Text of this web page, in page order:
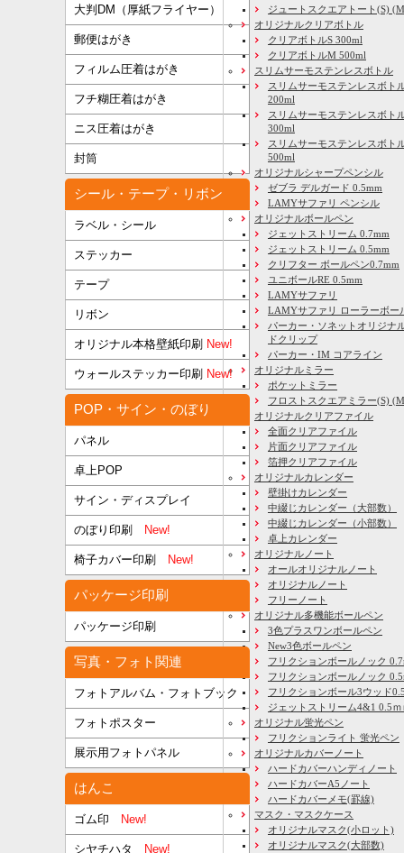
大判DM（厚紙フライヤー）
郵便はがき
フィルム圧着はがき
フチ糊圧着はがき
ニス圧着はがき
封筒
シール・テープ・リボン
ラベル・シール
ステッカー
テープ
リボン
オリジナル本格壁紙印刷 New!
ウォールステッカー印刷 New!
POP・サイン・のぼり
パネル
卓上POP
サイン・ディスプレイ
のぼり印刷 New!
椅子カバー印刷 New!
パッケージ印刷
パッケージ印刷
写真・フォト関連
フォトアルバム・フォトブック
フォトポスター
展示用フォトパネル
はんこ
ゴム印 New!
シヤチハタ New!
ジュートスクエアトート(S)
オリジナルクリアボトル
クリアボトルS 300ml
クリアボトルM 500ml
スリムサーモステンレスボトル
スリムサーモステンレスボト
200ml
スリムサーモステンレスボト
300ml
スリムサーモステンレスボト
500ml
オリジナルシャープペンシル
ゼブラ デルガード 0.5mm
LAMYサファリ ペンシル
オリジナルボールペン
ジェットストリーム 0.7mm
ジェットストリーム 0.5mm
クリフター ボールペン0.7mm
ユニボールRE 0.5mm
LAMYサファリ
LAMYサファリ ローラーボー
パーカー・ソネットオリジナ
ドクリップ
パーカー・IM コアライン
オリジナルミラー
ポケットミラー
フロストスクエアミラー(S)
オリジナルクリアファイル
全面クリアファイル
片面クリアファイル
箔押クリアファイル
オリジナルカレンダー
壁掛けカレンダー
中綴じカレンダー（大部数）
中綴じカレンダー（小部数）
卓上カレンダー
オリジナルノート
オールオリジナルノート
オリジナルノート
フリーノート
オリジナル多機能ボールペン
3色プラスワンボールペン
New3色ボールペン
フリクションボールノック
フリクションボールノック
フリクションボール3ウッド
ジェットストリーム4&1 0.5ｍ
オリジナル蛍光ペン
フリクションライト 蛍光ペン
オリジナルカバーノート
ハードカバーハンディノート
ハードカバーA5ノート
ハードカバーメモ(罫線)
マスク・マスクケース
オリジナルマスク(小ロット)
オリジナルマスク(大部数)